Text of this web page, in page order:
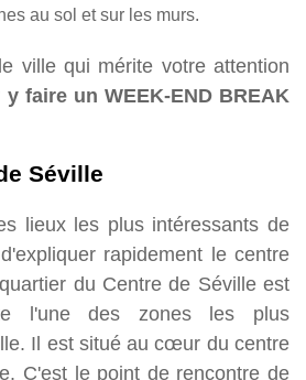
au sol et sur les murs.
ville qui mérite votre attention
y faire un WEEK-END BREAK
Séville
lieux les plus intéressants de
rapidement le centre
du Centre de Séville est
l'une des zones les plus
Il est situé au cœur du centre
C'est le point de rencontre de